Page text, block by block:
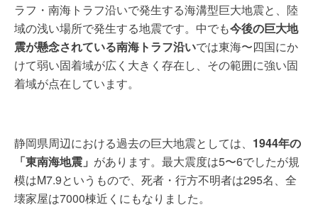
ラフ・南海トラフ沿いで発生する海溝型巨大地震と、陸
域の浅い場所で発生する地震です。中でも今後の巨大地
震が懸念されている南海トラフ沿いでは東海〜四国にか
けて弱い固着域が広く大きく存在し、その範囲に強い固
着域が点在しています。
静岡県周辺における過去の巨大地震としては、 1944年の
「東南海地震」 があります。最大震度は5〜6でしたが規
模はM7.9というもので、死者・行方不明者は295名、全
壊家屋は7000棟近くにもなりました。